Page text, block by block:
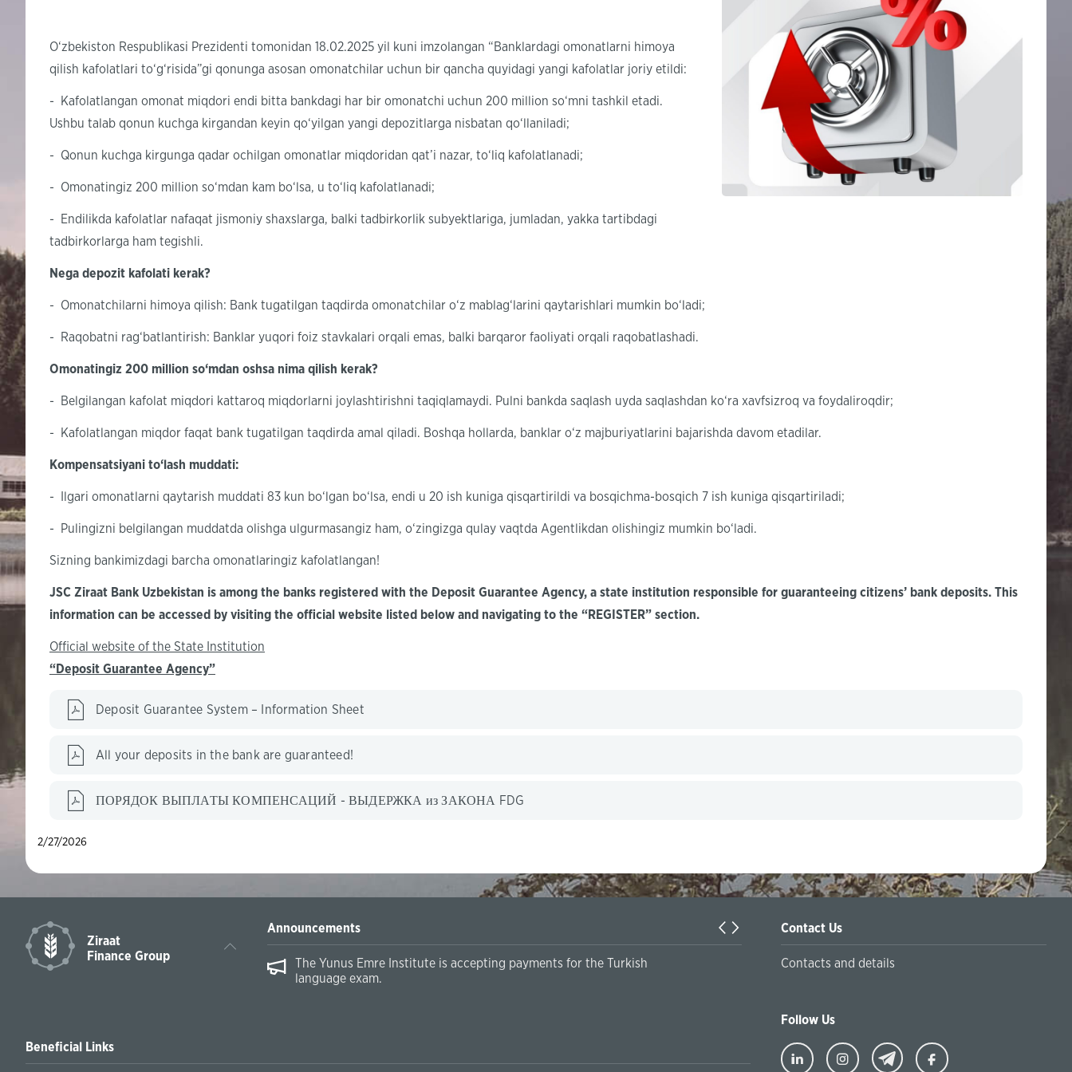
O‘zbekiston Respublikasi Prezidenti tomonidan 18.02.2025 yil kuni imzolangan “Banklardagi omonatlarni himoya
qilish kafolatlari to‘g‘risida”gi qonunga asosan omonatchilar uchun bir qancha quyidagi yangi kafolatlar joriy etildi:
- Kafolatlangan omonat miqdori endi bitta bankdagi har bir omonatchi uchun 200 million so‘mni tashkil etadi.
Ushbu talab qonun kuchga kirgandan keyin qo‘yilgan yangi depozitlarga nisbatan qo‘llaniladi;
- Qonun kuchga kirgunga qadar ochilgan omonatlar miqdoridan qat’i nazar, to‘liq kafolatlanadi;
- Omonatingiz 200 million so‘mdan kam bo‘lsa, u to‘liq kafolatlanadi;
- Endilikda kafolatlar nafaqat jismoniy shaxslarga, balki tadbirkorlik subyektlariga, jumladan, yakka tartibdagi
tadbirkorlarga ham tegishli.
Nega depozit kafolati kerak?
- Omonatchilarni himoya qilish: Bank tugatilgan taqdirda omonatchilar o‘z mablag‘larini qaytarishlari mumkin bo‘ladi;
- Raqobatni rag‘batlantirish: Banklar yuqori foiz stavkalari orqali emas, balki barqaror faoliyati orqali raqobatlashadi.
Omonatingiz 200 million so‘mdan oshsa nima qilish kerak?
- Belgilangan kafolat miqdori kattaroq miqdorlarni joylashtirishni taqiqlamaydi. Pulni bankda saqlash uyda saqlashdan ko‘ra xavfsizroq va foydaliroqdir;
- Kafolatlangan miqdor faqat bank tugatilgan taqdirda amal qiladi. Boshqa hollarda, banklar o‘z majburiyatlarini bajarishda davom etadilar.
Kompensatsiyani to‘lash muddati:
- Ilgari omonatlarni qaytarish muddati 83 kun bo‘lgan bo‘lsa, endi u 20 ish kuniga qisqartirildi va bosqichma-bosqich 7 ish kuniga qisqartiriladi;
- Pulingizni belgilangan muddatda olishga ulgurmasangiz ham, o‘zingizga qulay vaqtda Agentlikdan olishingiz mumkin bo‘ladi.
Sizning bankimizdagi barcha omonatlaringiz kafolatlangan!
JSC Ziraat Bank Uzbekistan is among the banks registered with the Deposit Guarantee Agency, a state institution responsible for guaranteeing citizens’ bank deposits. This
information can be accessed by visiting the official website listed below and navigating to the “REGISTER” section.
Official website of the State Institution
“Deposit Guarantee Agency”
Deposit Guarantee System – Information Sheet
All your deposits in the bank are guaranteed!
ПОРЯДОК ВЫПЛАТЫ КОМПЕНСАЦИЙ - ВЫДЕРЖКА из ЗАКОНА FDG
2/27/2026
Ziraat
Finance Group
Announcements
The Yunus Emre Institute is accepting payments for the Turkish
language exam.
Turkiyaning Anadolu universitetida ta’lim oladigan
Beneficial Links
Contact Us
Contacts and details
Follow Us